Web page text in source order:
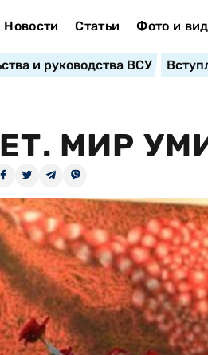
Новости Статьи Фото и
и руководства ВСУ
МИР